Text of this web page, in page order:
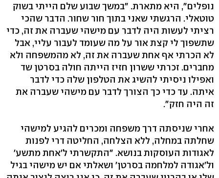
נופלים", היא מתארת. "במשך שבוע שלם הייתי בשוק
טוטאלי. הרגשתי שאני בתוך חור שחור. הדבר שהכי
רציתי לעשות היה לדבר עם מישהי שעברה את זה, כדי
שתשפוך לי קצת אור על מה שעומד לעבור עליי, אבל
לא הכרתי אף אחת שעברה את זה, לא מהמשפחה ולא
מחברים. זכרתי ששרון חזיז הייתה חולה בסרטן שד
ואפילו ניסיתי להשיג את הטלפון שלה כדי לדבר
איתה. עד כדי כך הצורך לדבר עם מישהי שעברה את
זה היה חזק".
אחרי שניסתה דרך משפחה ומכרים להגיע למישהי
שחלתה במחלה, ללא הצלחה, החליטה דרי לפנות
לאגודות העוסקות בנושא. "התקשרתי ל'אחת מתשע'
ול'אגודה למלחמה בסרטן' ושאלתי אם יש מישהי בגיל